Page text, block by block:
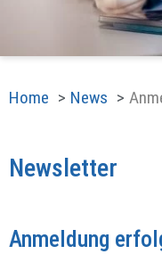
Home News
Newsletter
Anmeldung